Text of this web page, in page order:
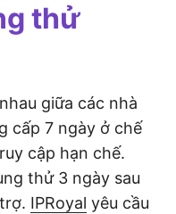
thử
giữa các nhà
cấp 7 ngày ở chế
cập hạn chế.
thử 3 ngày sau
IPRoyal yêu cầu